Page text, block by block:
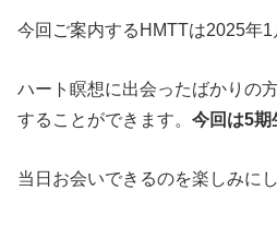
今回ご案内するHMTTは2025年1
ハート瞑想に出会ったばかりの
することができます。今回は5期
当日お会いできるのを楽しみに